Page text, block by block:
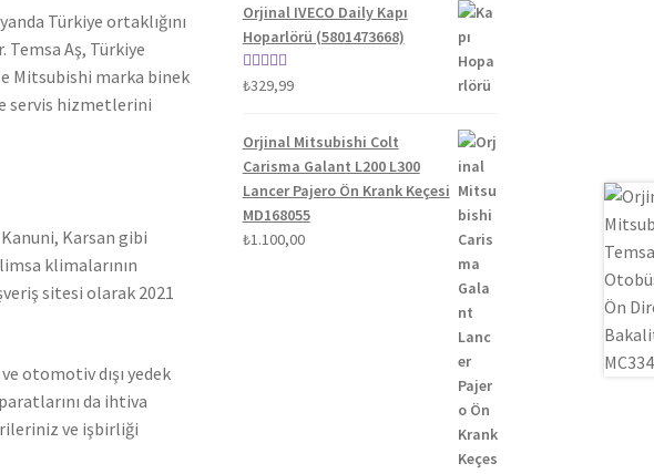
Türkiye ortaklığını
Temsa Aş, Türkiye
Mitsubishi marka binek
servis hizmetlerini
Karsan gibi
klimalarının
sitesi olarak 2021
otomotiv dışı yedek
da ihtiva
ve işbirliği
Orjinal IVECO Daily Kapı
Hoparlörü (5801473668)
5 üzerinden
₺329,99
Orjinal Mitsubishi Colt
Carisma Galant L200 L300
Lancer Pajero Ön Krank Keçesi
MD168055
₺1.100,00